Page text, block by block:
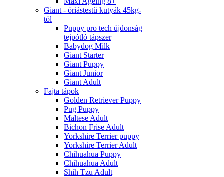
Giant - óriástestű kutyák 45kg-
tól
Puppy pro tech újdonság
tejpótló tápszer
Babydog Milk
Giant Starter
Giant Puppy
Giant Junior
Giant Adult
Fajta tápok
Golden Retriever Puppy
Pug Puppy
Maltese Adult
Bichon Frise Adult
Yorkshire Terrier puppy
Yorkshire Terrier Adult
Chihuahua Puppy
Chihuahua Adult
Shih Tzu Adult